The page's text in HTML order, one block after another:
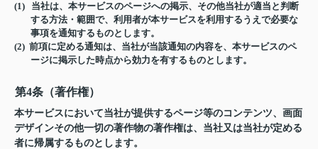
(1) 当社は、本サービスのページへの掲示、その他当社が適当と判断
する方法・範囲で、利用者が本サービスを利用するうえで必要な
事項を通知するものとします。
(2) 前項に定める通知は、当社が当該通知の内容を、本サービスのペ
ージに掲示した時点から効力を有するものとします。
第4条（著作権）
本サービスにおいて当社が提供するページ等のコンテンツ、画面
デザインその他一切の著作物の著作権は、当社又は当社が定める
者に帰属するものとします。